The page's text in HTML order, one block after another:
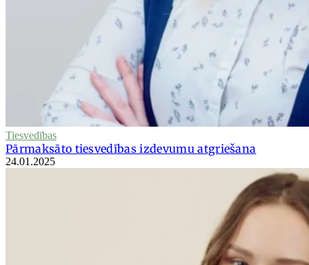
Tiesvedības
Pārmaksāto tiesvedības izdevumu atgriešana
24.01.2025